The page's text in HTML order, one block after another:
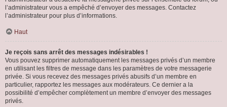
l’administrateur vous a empêché d’envoyer des messages. Contactez
l’administrateur pour plus d’informations.
Haut
Je reçois sans arrêt des messages indésirables !
Vous pouvez supprimer automatiquement les messages privés d’un membre
en utilisant les filtres de message dans les paramètres de votre messagerie
privée. Si vous recevez des messages privés abusifs d’un membre en
particulier, rapportez les messages aux modérateurs. Ce dernier a la
possibilité d’empêcher complètement un membre d’envoyer des messages
privés.